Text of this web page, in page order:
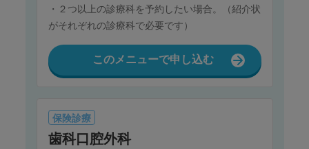
・２つ以上の診療科を予約したい場合。（紹介状
がそれぞれの診療科で必要です）
このメニューで申し込む
保険診療
歯科口腔外科